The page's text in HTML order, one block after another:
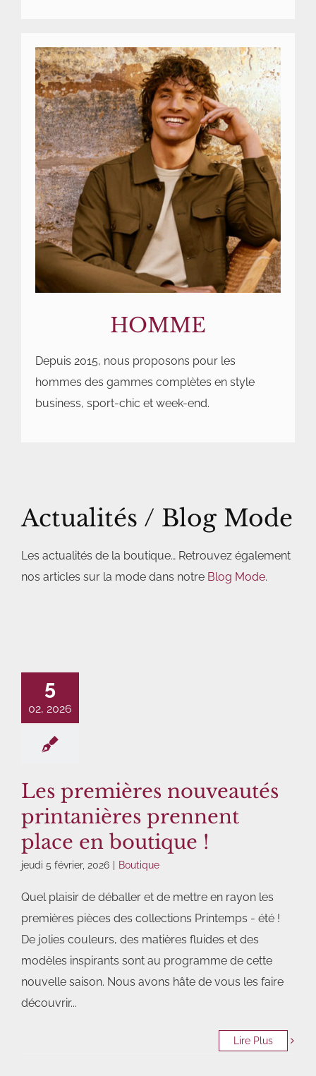
HOMME
Depuis 2015, nous proposons pour les
hommes des gammes complètes en style
business, sport-chic et week-end.
Actualités / Blog Mode
Les actualités de la boutique… Retrouvez également
nos articles sur la mode dans notre Blog Mode.
5
02, 2026
Les premières nouveautés
printanières prennent
place en boutique !
jeudi 5 février, 2026 Boutique
Quel plaisir de déballer et de mettre en rayon les
premières pièces des collections Printemps - été !
De jolies couleurs, des matières fluides et des
modèles inspirants sont au programme de cette
nouvelle saison. Nous avons hâte de vous les faire
découvrir...
Lire Plus